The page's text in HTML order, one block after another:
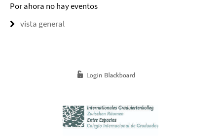
Por ahora no hay eventos
vista general